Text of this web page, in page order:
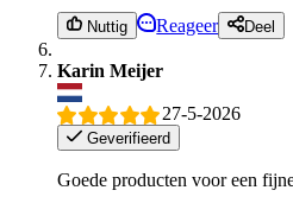
Nuttig Reageer Deel
Karin Meijer
27-5-2026
Geverifieerd
Goede producten voor een